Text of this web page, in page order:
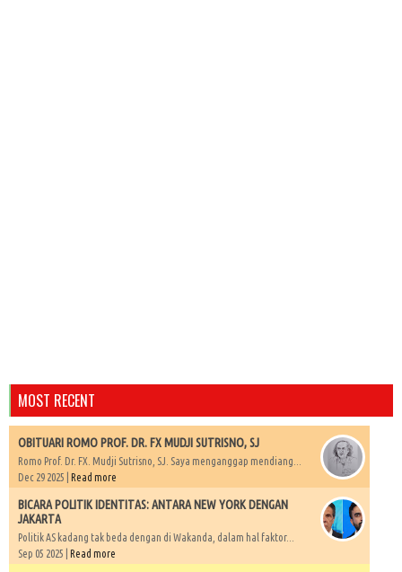
MOST RECENT
OBITUARI ROMO PROF. DR. FX MUDJI SUTRISNO, SJ
Romo Prof. Dr. FX. Mudji Sutrisno, SJ. Saya menganggap mendiang...
Dec 29 2025 | Read more
BICARA POLITIK IDENTITAS: ANTARA NEW YORK DENGAN
JAKARTA
Politik AS kadang tak beda dengan di Wakanda, dalam hal faktor...
Sep 05 2025 | Read more